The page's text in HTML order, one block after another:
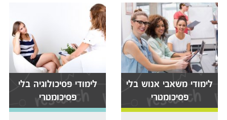
לימודי משאבי אנוש בלי
פסיכומטרי
לימודי פסיכולוגיה בלי
פסיכומטרי